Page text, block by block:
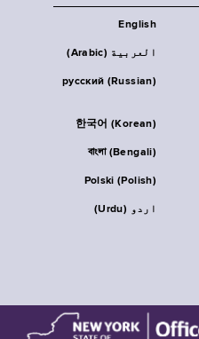
English
العربية (Arabic)
русский (Russian)
한국어 (Korean)
বাংলা (Bengali)
Polski (Polish)
اردو (Urdu)